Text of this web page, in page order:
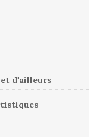
d'ailleurs